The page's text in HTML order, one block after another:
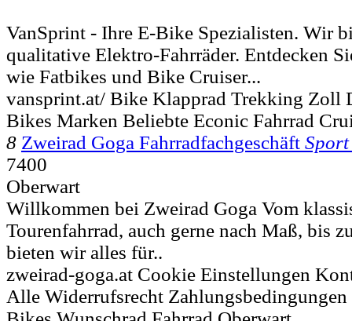
VanSprint - Ihre E-Bike Spezialisten. Wir
qualitative Elektro-Fahrräder. Entdecken
wie Fatbikes und Bike Cruiser...
vansprint.at/ Bike Klapprad Trekking Zoll
Bikes Marken Beliebte Econic Fahrrad
8 Zweirad Goga Fahrradfachgeschäft
7400
Oberwart
Willkommen bei Zweirad Goga Vom
Tourenfahrrad, auch gerne nach Maß, bis
bieten wir alles für..
zweirad-goga.at Cookie Einstellungen
Alle Widerrufsrecht Zahlungsbedingungen